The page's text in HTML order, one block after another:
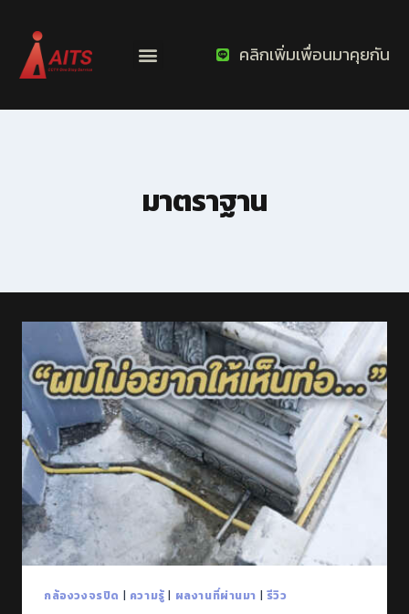
คลิกเพิ่มเพื่อนมาคุยกัน
มาตราฐาน
กล้องวงจรปิด | ความรู้ | ผลงานที่ผ่านมา | รีวิว